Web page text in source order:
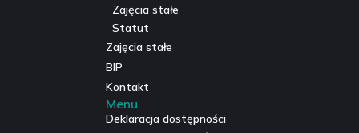
Zajęcia stałe
Statut
Zajęcia stałe
BIP
Kontakt
Menu
Deklaracja dostępności